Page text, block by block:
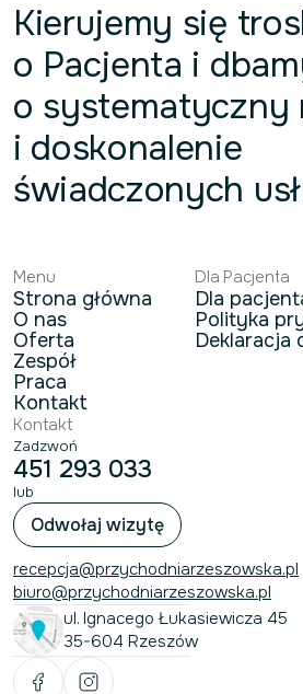
Kierujemy się
o Pacjenta i
o systematyczny
i doskonalenie
świadczonych
Menu
Strona główna
O nas
Oferta
Zespół
Praca
Kontakt
Dla Pacjenta
Dla
Polityka
Deklaracja
Kontakt
Zadzwoń
451 293 033
lub
Odwołaj wizytę
recepcja@przychodniarzeszowska.pl
biuro@przychodniarzeszowska.pl
ul. Ignacego Łukasiewicza 45
35-604 Rzeszów